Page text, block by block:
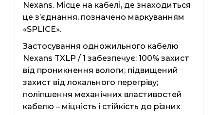
Nexans. Місце на кабелі, де знаходиться
це з’єднання, позначено маркуванням
«SPLICE».
Застосування одножильного кабелю
Nexans TXLP / 1 забезпечує: 100% захист
від проникнення вологи; підвищений
захист від локального перегріву;
поліпшення механічних властивостей
кабелю – міцність і стійкість до різних